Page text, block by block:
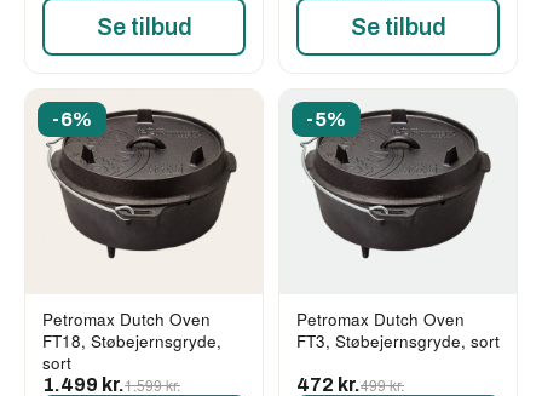
Se tilbud Se tilbud
-6%
Petromax Dutch Oven
FT18, Støbejernsgryde,
sort
1.499 kr.1.599 kr.
-5%
Petromax Dutch Oven
FT3, Støbejernsgryde, sort
472 kr.499 kr.